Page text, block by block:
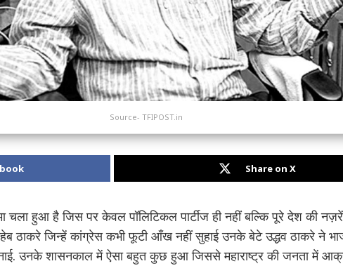
Source- TFIPOST.in
Share on X
चला हुआ है जिस पर केवल पॉलिटिकल पार्टीज ही नहीं बल्कि पूरे देश की नज़रें
ठाकरे जिन्हें कांग्रेस कभी फूटी आँख नहीं सुहाई उनके बेटे उद्धव ठाकरे ने
उनके शासनकाल में ऐसा बहुत कुछ हुआ जिससे महाराष्ट्र की जनता में